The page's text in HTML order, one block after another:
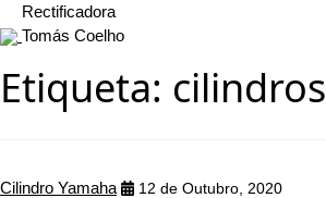
Rectificadora
Tomás Coelho
Etiqueta: cilindros
Cilindro Yamaha 12 de Outubro, 2020